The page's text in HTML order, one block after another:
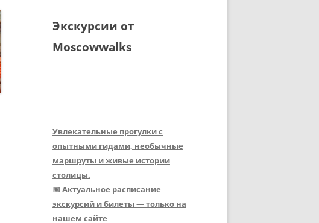
Экскурсии от
Moscowwalks
Увлекательные прогулки с
опытными гидами, необычные
маршруты и живые истории
столицы.
📅 Актуальное расписание
экскурсий и билеты — только на
нашем сайте